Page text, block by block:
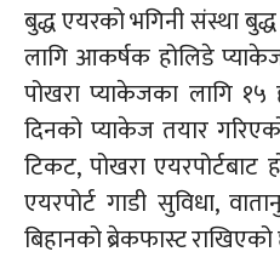
बुद्ध एयरको भगिनी संस्था
लागि आकर्षक होलिडे
पोखरा प्याकेजका लागि
दिनको प्याकेज तयार
टिकट, पोखरा
एयरपोर्ट गाडी सुविधा,
बिहानको ब्रेकफास्ट राखिएको